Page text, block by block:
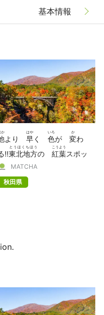
基本情報
か
より早
はや
く色
いろ
が変
か
わ
‼東北地方
とうほくちほう
の紅葉
こうよう
スポッ
7つ（奥入瀬
か）
MATCHA
秋田県